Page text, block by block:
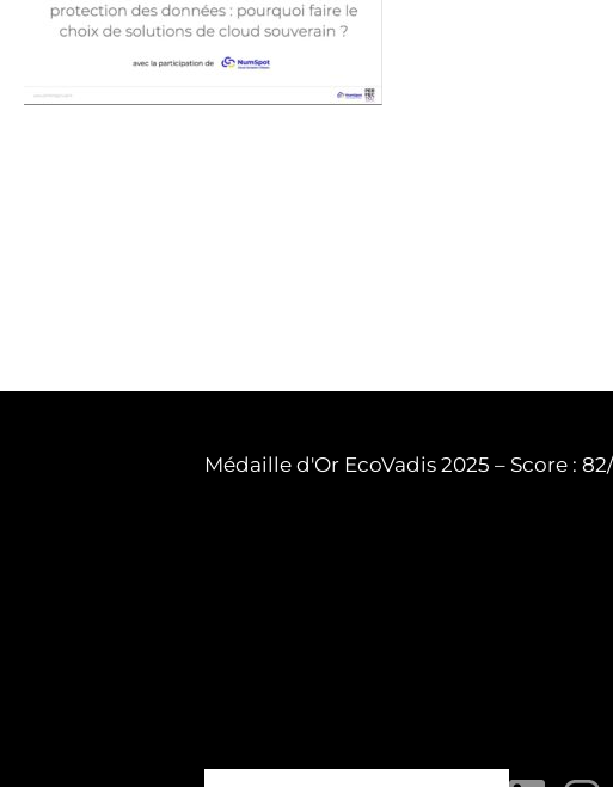
Médaille d'Or EcoVadis 2025 – Score :